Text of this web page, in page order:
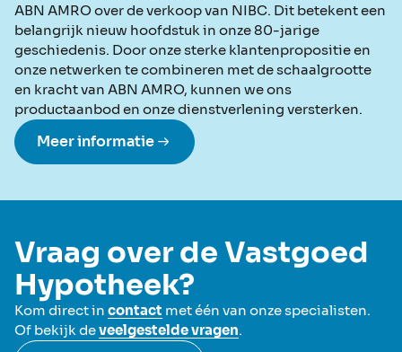
ABN AMRO over de verkoop van NIBC. Dit betekent een
belangrijk nieuw hoofdstuk in onze 80-jarige
geschiedenis. Door onze sterke klantenpropositie en
onze netwerken te combineren met de schaalgrootte
en kracht van ABN AMRO, kunnen we ons
productaanbod en onze dienstverlening versterken.
Meer informatie
Vraag over de Vastgoed
Hypotheek?
Kom direct in contact met één van onze specialisten.
Of bekijk deveelgestelde vragen.